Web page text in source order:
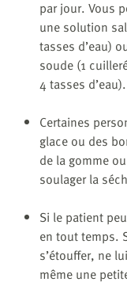
par jour. Vous
une solution
tasses d’eau)
soude (1
4 tasses d’eau).
Certaines
glace ou des
de la gomme
soulager la
Si le patient
en tout temps.
s’étouffer, ne
même une